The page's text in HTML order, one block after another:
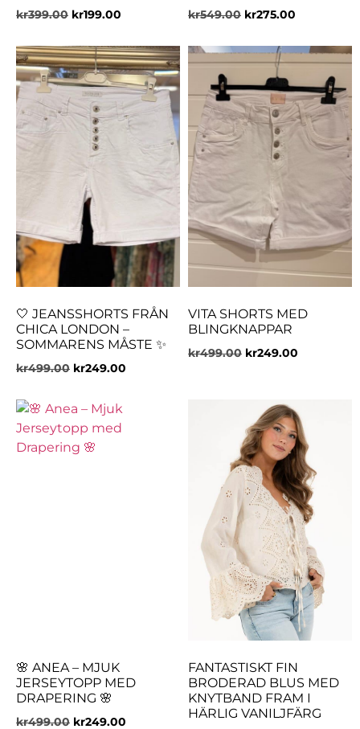
kr399.00 kr199.00 kr549.00 kr275.00
🤍 JEANSSHORTS FRÅN
CHICA LONDON –
SOMMARENS MÅSTE ✨
kr499.00 kr249.00
VITA SHORTS MED
BLINGKNAPPAR
kr499.00 kr249.00
🌸 ANEA – MJUK
JERSEYTOPP MED
DRAPERING 🌸
kr499.00 kr249.00
FANTASTISKT FIN
BRODERAD BLUS MED
KNYTBAND FRAM I
HÄRLIG VANILJFÄRG